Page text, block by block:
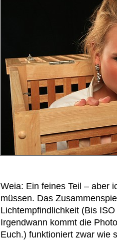
Weia: Ein feines Teil – aber
müssen. Das
Lichtempfindlichkeit (Bis
Irgendwann kommt die
Euch.) funktioniert zwar wie